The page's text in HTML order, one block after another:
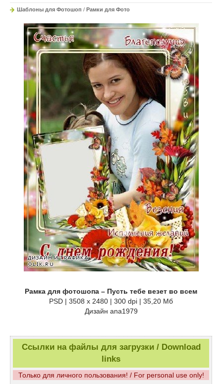
Шаблоны для Фотошоп / Рамки для Фото
Рамка для фотошопа – Пусть тебе везет во всем
PSD | 3508 x 2480 | 300 dpi | 35,20 Мб
Дизайн аnа1979
Ссылки на файлы для загрузки / Download
links
Только для личного пользования! / For personal use only!